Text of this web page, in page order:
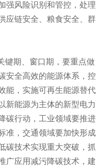
强风险识别和管控，处理
应链安全、粮食安全、群
键期、窗口期，要重点做
安全高效的能源体系，控
能，实施可再生能源替代
新能源为主体的新型电力
碳行动，工业领域要推进
准，交通领域要加快形成
碳技术实现重大突破，抓
广应用减污降碳技术，建